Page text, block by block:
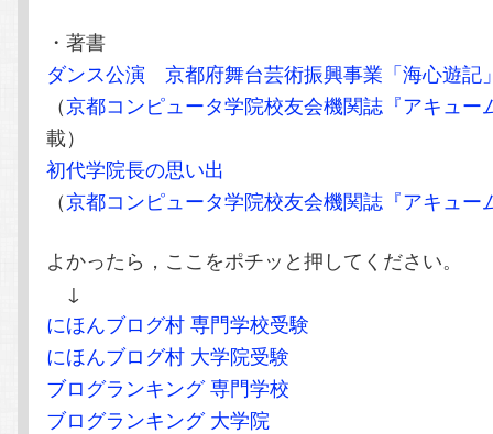
・著書
ダンス公演 京都府舞台芸術振興事業「海心遊記
（京都コンピュータ学院校友会機関誌『アキュー
載）
初代学院長の思い出
（京都コンピュータ学院校友会機関誌『アキュー
よかったら，ここをポチッと押してください。
↓
にほんブログ村 専門学校受験
にほんブログ村 大学院受験
ブログランキング 専門学校
ブログランキング 大学院